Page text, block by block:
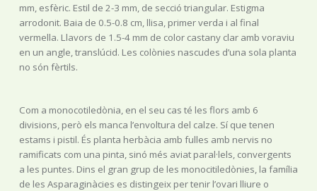
mm, esfèric. Estil de 2-3 mm, de secció triangular. Estigma
arrodonit. Baia de 0.5-0.8 cm, llisa, primer verda i al final
vermella. Llavors de 1.5-4 mm de color castany clar amb voraviu
en un angle, translúcid. Les colònies nascudes d’una sola planta
no són fèrtils.
Com a monocotiledònia, en el seu cas té les flors amb 6
divisions, però els manca l’envoltura del calze. Sí que tenen
estams i pistil. És planta herbàcia amb fulles amb nervis no
ramificats com una pinta, sinó més aviat paral·lels, convergents
a les puntes. Dins el gran grup de les monocitiledònies, la família
de les Asparaginàcies es distingeix per tenir l’ovari lliure o